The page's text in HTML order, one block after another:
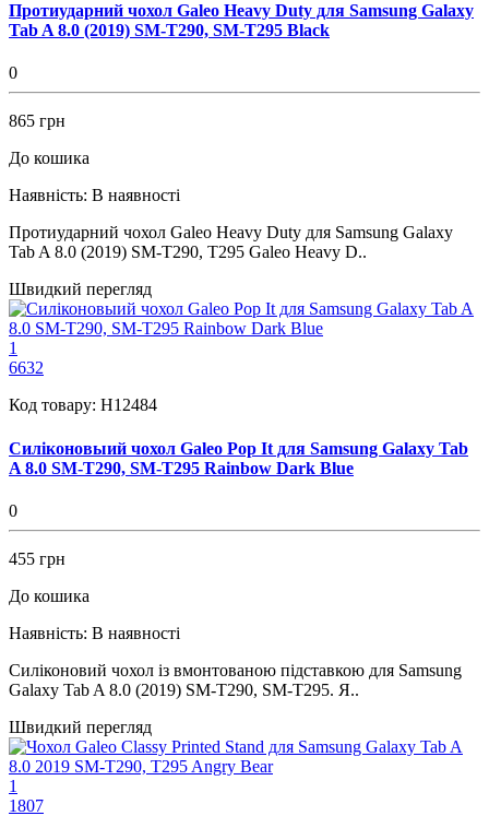
Протиударний чохол Galeo Heavy Duty для Samsung Galaxy
Tab A 8.0 (2019) SM-T290, SM-T295 Black
0
865 грн
До кошика
Наявність: В наявності
Протиударний чохол Galeo Heavy Duty для Samsung Galaxy
Tab A 8.0 (2019) SM-T290, T295 Galeo Heavy D..
Швидкий перегляд
1
6632
Код товару: H12484
Силіконовыий чохол Galeo Pop It для Samsung Galaxy Tab
A 8.0 SM-T290, SM-T295 Rainbow Dark Blue
0
455 грн
До кошика
Наявність: В наявності
Силіконовий чохол із вмонтованою підставкою для Samsung
Galaxy Tab A 8.0 (2019) SM-T290, SM-T295. Я..
Швидкий перегляд
1
1807